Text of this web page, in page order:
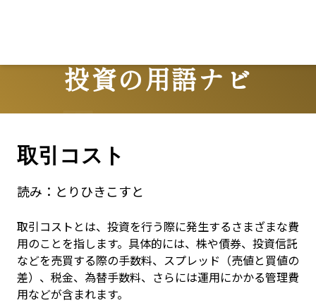
投資の用語ナビ
Terms
取引コスト
読み： とりひきこすと
取引コストとは、投資を行う際に発生するさまざまな費
用のことを指します。具体的には、株や債券、投資信託
などを売買する際の手数料、スプレッド（売値と買値の
差）、税金、為替手数料、さらには運用にかかる管理費
用などが含まれます。